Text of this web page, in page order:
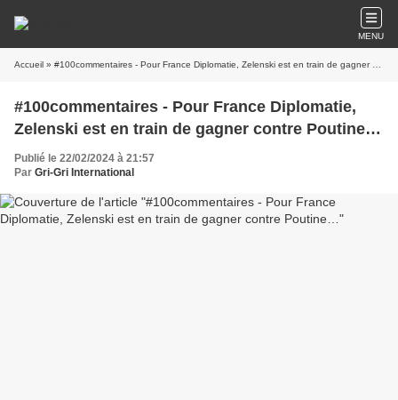
MENU
Accueil » #100commentaires - Pour France Diplomatie, Zelenski est en train de gagner contre Poutine…
#100commentaires - Pour France Diplomatie,
Zelenski est en train de gagner contre Poutine…
Publié le 22/02/2024 à 21:57
Par Gri-Gri International